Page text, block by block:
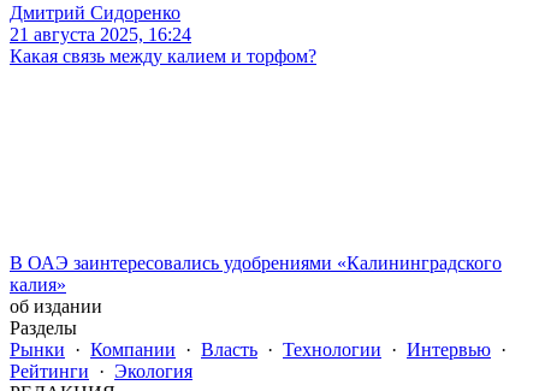
Дмитрий Сидоренко
21 августа 2025, 16:24
Какая связь между калием и торфом?
В ОАЭ заинтересовались удобрениями «Калининградского
калия»
об издании
Разделы
Рынки · Компании · Власть · Технологии · Интервью ·
Рейтинги · Экология